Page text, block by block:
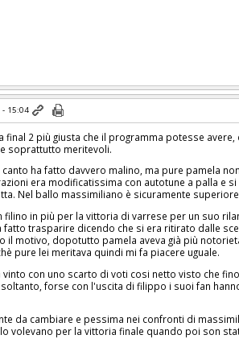
- 15:04
final 2 più giusta che il programma potesse
soprattutto meritevoli.
ha fatto davvero malino, ma pure pamela
era modificatissima con autotune a palla e
Nel ballo massimiliano è sicuramente superiore
filino in più per la vittoria di varrese per un suo
fatto trasparire dicendo che si era ritirato dalle
il motivo, dopotutto pamela aveva già più
pure lei meritava quindi mi fa piacere uguale.
vinto con uno scarto di voti cosi netto visto che
forse con l'uscita di filippo i suoi fan
da cambiare e pessima nei confronti di
volevano per la vittoria finale quando poi son